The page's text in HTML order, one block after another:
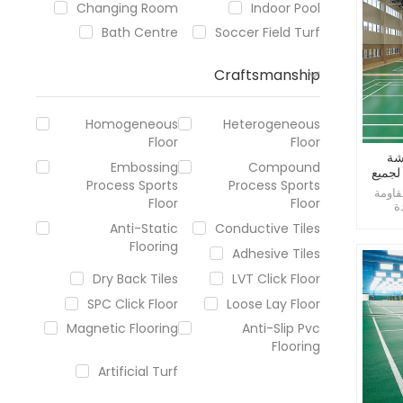
Changing Room
Indoor Pool
Bath Centre
Soccer Field Turf
Craftsmanship
Homogeneous
Floor
Heterogeneous
Floor
Embossing
Process Sports
Floor
Compound
Process Sports
Floor
Anti-Static
Flooring
Conductive Tiles
Adhesive Tiles
Dry Back Tiles
LVT Click Floor
SPC Click Floor
Loose Lay Floor
Magnetic Flooring
Anti-Slip Pvc
Flooring
Artificial Turf
4.0 ملم لجميع